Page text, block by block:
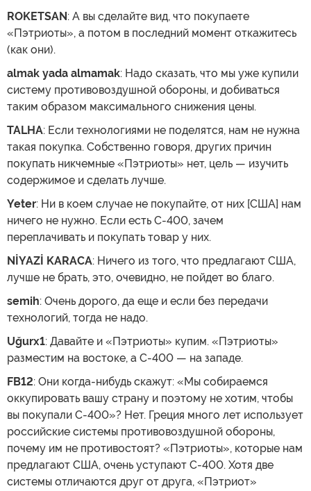
ROKETSAN: А вы сделайте вид, что покупаете
«Пэтриоты», а потом в последний момент откажитесь
(как они).
almak yada almamak: Надо сказать, что мы уже купили
систему противовоздушной обороны, и добиваться
таким образом максимального снижения цены.
TALHA: Если технологиями не поделятся, нам не нужна
такая покупка. Собственно говоря, других причин
покупать никчемные «Пэтриоты» нет, цель — изучить
содержимое и сделать лучше.
Yeter: Ни в коем случае не покупайте, от них [США] нам
ничего не нужно. Если есть С-400, зачем
переплачивать и покупать товар у них.
NİYAZİ KARACA: Ничего из того, что предлагают США,
лучше не брать, это, очевидно, не пойдет во благо.
semih: Очень дорого, да еще и если без передачи
технологий, тогда не надо.
Uğurx1: Давайте и «Пэтриоты» купим. «Пэтриоты»
разместим на востоке, а С-400 — на западе.
FB12: Они когда-нибудь скажут: «Мы собираемся
оккупировать вашу страну и поэтому не хотим, чтобы
вы покупали С-400»? Нет. Греция много лет использует
российские системы противовоздушной обороны,
почему им не противостоят? «Пэтриоты», которые нам
предлагают США, очень уступают С-400. Хотя две
системы отличаются друг от друга, «Пэтриот»